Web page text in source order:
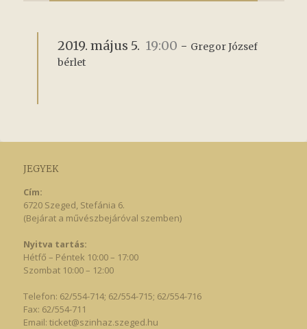
2019. május 5. 19:00 - Gregor József
bérlet
JEGYEK
Cím:
6720 Szeged, Stefánia 6.
(Bejárat a művészbejáróval szemben)
Nyitva tartás:
Hétfő – Péntek 10:00 – 17:00
Szombat 10:00 – 12:00
Telefon: 62/554-714; 62/554-715; 62/554-716
Fax: 62/554-711
Email: ticket@szinhaz.szeged.hu